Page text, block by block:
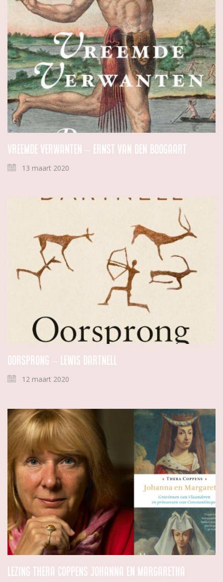
Vreemde verwanten – Ernst van den Boogaart
13 maart 2020
Oorsprong – Lewis Dartnell
12 maart 2020
Lezing Thera Coppens Johanna en Margaretha